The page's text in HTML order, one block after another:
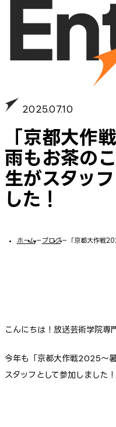
2025.07.10
「京都大作
雨もお茶の
生がスタッ
した！
ホーム− ブログ− 「京都大作戦
こんにちは！放送芸術学院専
今年も「京都大作戦2025～
スタッフとして参加しました！